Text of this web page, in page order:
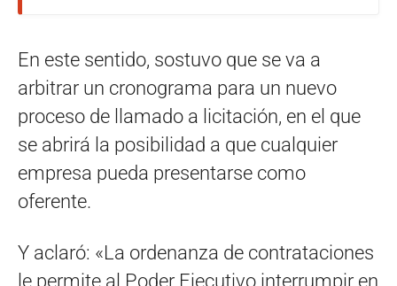
En este sentido, sostuvo que se va a
arbitrar un cronograma para un nuevo
proceso de llamado a licitación, en el que
se abrirá la posibilidad a que cualquier
empresa pueda presentarse como
oferente.
Y aclaró: «La ordenanza de contrataciones
le permite al Poder Ejecutivo interrumpir en